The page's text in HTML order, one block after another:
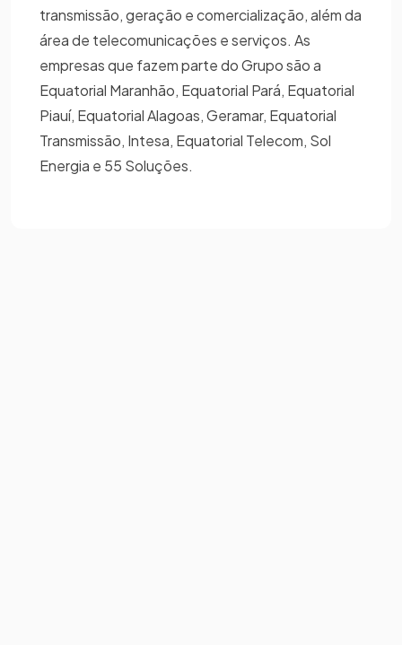
transmissão, geração e comercialização, além da
área de telecomunicações e serviços. As
empresas que fazem parte do Grupo são a
Equatorial Maranhão, Equatorial Pará, Equatorial
Piauí, Equatorial Alagoas, Geramar, Equatorial
Transmissão, Intesa, Equatorial Telecom, Sol
Energia e 55 Soluções.